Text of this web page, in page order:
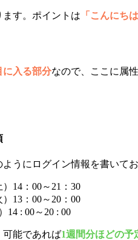
ます。ポイントは 「こんにち
に入る部分なので、ここに属
うにログイン情報を書いてお
）14：00～21：30
）13：00～20：00
14 : 00～20 : 00
可能であれば1週間分ほどの予